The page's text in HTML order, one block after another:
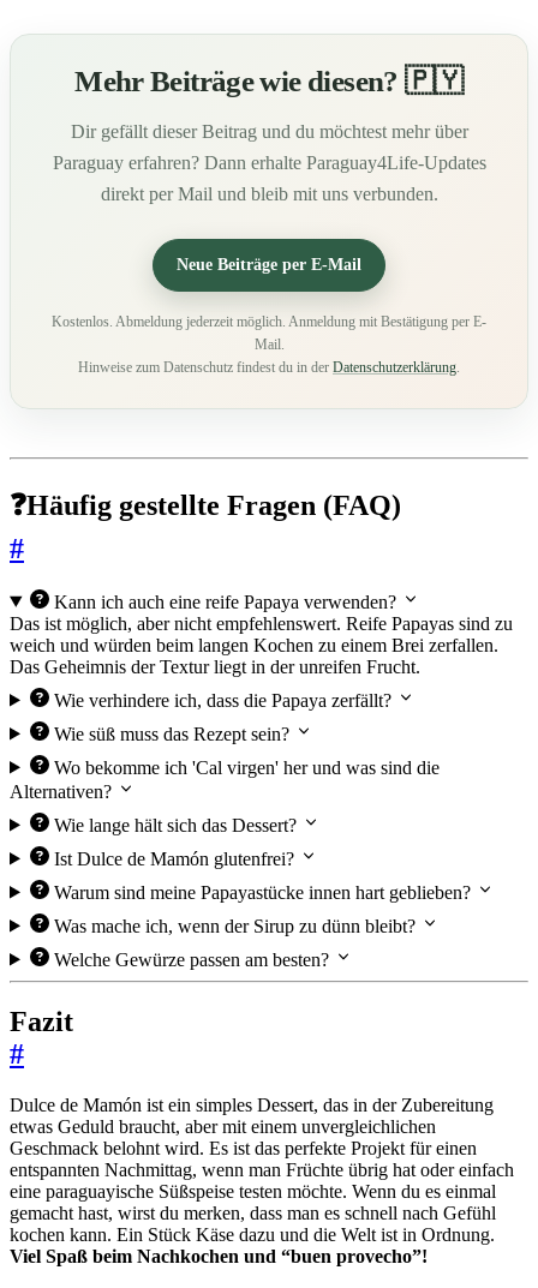
Mehr Beiträge wie diesen? 🇵🇾
Dir gefällt dieser Beitrag und du möchtest mehr über
Paraguay erfahren? Dann erhalte Paraguay4Life-Updates
direkt per Mail und bleib mit uns verbunden.
Neue Beiträge per E-Mail
Kostenlos. Abmeldung jederzeit möglich. Anmeldung mit Bestätigung per E-
Mail.
Hinweise zum Datenschutz findest du in der Datenschutzerklärung
❓Häufig gestellte Fragen (FAQ)
#
Kann ich auch eine reife Papaya verwenden?
Das ist möglich, aber nicht empfehlenswert. Reife Papayas sind zu
weich und würden beim langen Kochen zu einem Brei zerfallen.
Das Geheimnis der Textur liegt in der unreifen Frucht.
Wie verhindere ich, dass die Papaya zerfällt?
Wie süß muss das Rezept sein?
Wo bekomme ich 'Cal virgen' her und was sind die
Alternativen?
Wie lange hält sich das Dessert?
Ist Dulce de Mamón glutenfrei?
Warum sind meine Papayastücke innen hart geblieben?
Was mache ich, wenn der Sirup zu dünn bleibt?
Welche Gewürze passen am besten?
Fazit
#
Dulce de Mamón ist ein simples Dessert, das in der Zubereitung
etwas Geduld braucht, aber mit einem unvergleichlichen
Geschmack belohnt wird. Es ist das perfekte Projekt für einen
entspannten Nachmittag, wenn man Früchte übrig hat oder einfach
eine paraguayische Süßspeise testen möchte. Wenn du es einmal
gemacht hast, wirst du merken, dass man es schnell nach Gefühl
kochen kann. Ein Stück Käse dazu und die Welt ist in Ordnung.
Viel Spaß beim Nachkochen und “buen provecho”!